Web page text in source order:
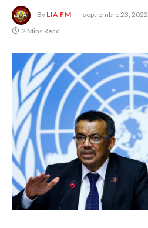
By LIA FM septiembre 23, 2022
2 Mins Read